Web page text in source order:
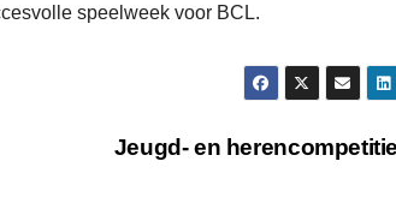
speelweek voor BCL.
Jeugd- en